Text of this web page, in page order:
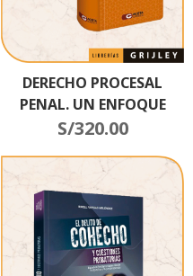
DERECHO PROCESAL
PENAL. UN ENFOQUE
DOCTRINARIO Y
S/320.00